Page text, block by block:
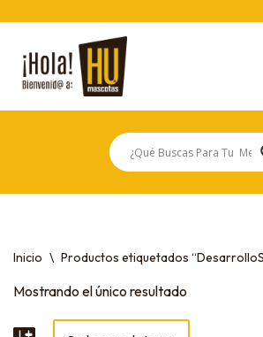
Saltar
al
contenido
Inicio \ Productos etiquetados
Mostrando el único resultado